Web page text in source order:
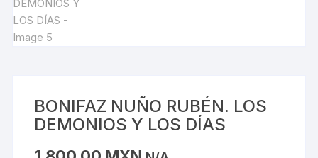
BONIFAZ NUÑO RUBÉN. LOS
DEMONIOS Y LOS DÍAS